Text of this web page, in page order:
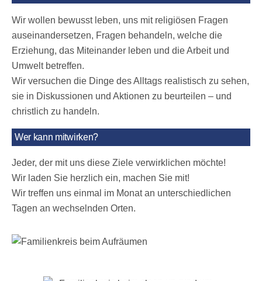
Wir wollen bewusst leben, uns mit religiösen Fragen
auseinandersetzen, Fragen behandeln, welche die
Erziehung, das Miteinander leben und die Arbeit und
Umwelt betreffen.
Wir versuchen die Dinge des Alltags realistisch zu sehen,
sie in Diskussionen und Aktionen zu beurteilen – und
christlich zu handeln.
Wer kann mitwirken?
Jeder, der mit uns diese Ziele verwirklichen möchte!
Wir laden Sie herzlich ein, machen Sie mit!
Wir treffen uns einmal im Monat an unterschiedlichen
Tagen an wechselnden Orten.